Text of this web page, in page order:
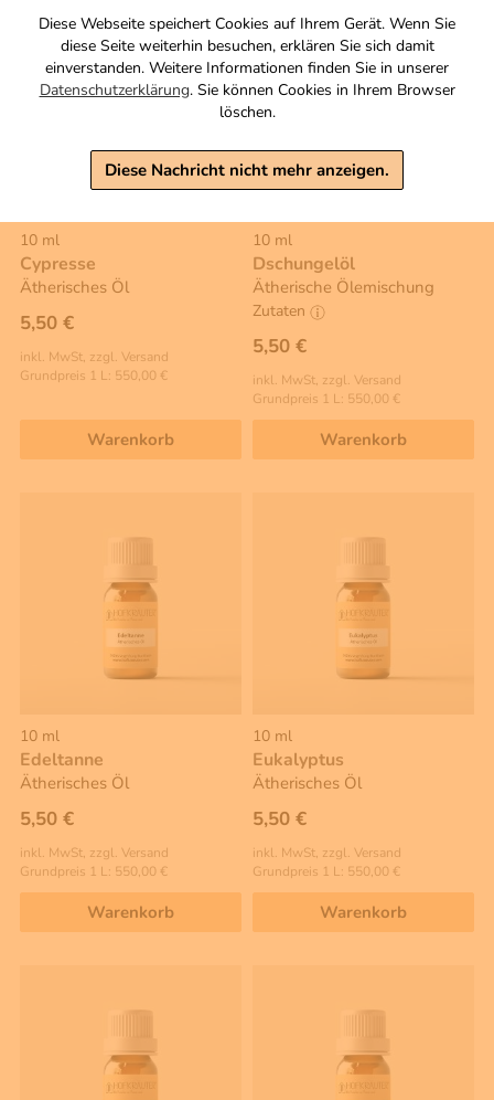
Diese Webseite speichert Cookies auf Ihrem Gerät. Wenn Sie
diese Seite weiterhin besuchen, erklären Sie sich damit
einverstanden. Weitere Informationen finden Sie in unserer
Datenschutzerklärung. Sie können Cookies in Ihrem Browser
löschen.
Diese Nachricht nicht mehr anzeigen.
10 ml
Cypresse
Ätherisches Öl
5,50 €
inkl. MwSt, zzgl. Versand
Grundpreis 1 L: 550,00 €
Warenkorb
10 ml
Dschungelöl
Ätherische Ölemischung
Zutaten
5,50 €
inkl. MwSt, zzgl. Versand
Grundpreis 1 L: 550,00 €
Warenkorb
10 ml
Edeltanne
Ätherisches Öl
5,50 €
inkl. MwSt, zzgl. Versand
Grundpreis 1 L: 550,00 €
Warenkorb
10 ml
Eukalyptus
Ätherisches Öl
5,50 €
inkl. MwSt, zzgl. Versand
Grundpreis 1 L: 550,00 €
Warenkorb